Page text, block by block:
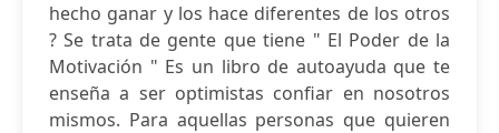
hecho ganar y los hace diferentes de los otros
? Se trata de gente que tiene " El Poder de la
Motivación " Es un libro de autoayuda que te
enseña a ser optimistas confiar en nosotros
mismos. Para aquellas personas que quieren